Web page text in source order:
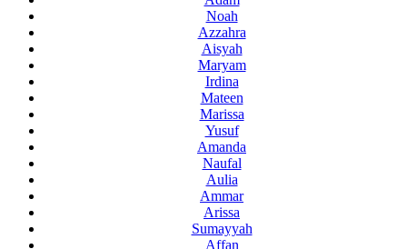
Noah
Azzahra
Aisyah
Maryam
Irdina
Mateen
Marissa
Yusuf
Amanda
Naufal
Aulia
Ammar
Arissa
Sumayyah
Affan